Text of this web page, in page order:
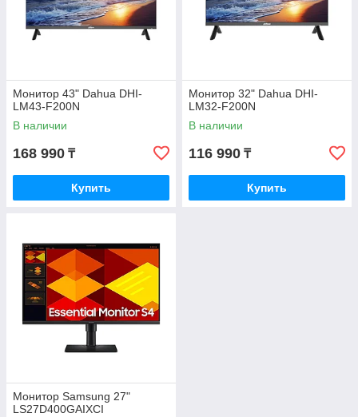
Монитор 43" Dahua DHI-
LM43-F200N
В наличии
168 990 ₸
Купить
Монитор 32" Dahua DHI-
LM32-F200N
В наличии
116 990 ₸
Купить
Монитор Samsung 27"
LS27D400GAIXCI